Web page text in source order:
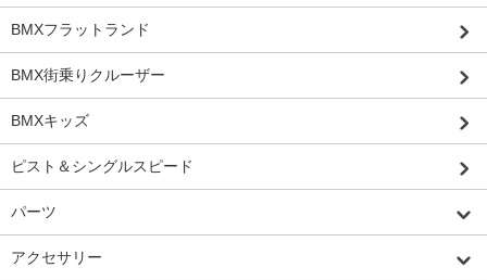
BMXフラットランド
BMX街乗りクルーザー
BMXキッズ
ピスト＆シングルスピード
パーツ
アクセサリー